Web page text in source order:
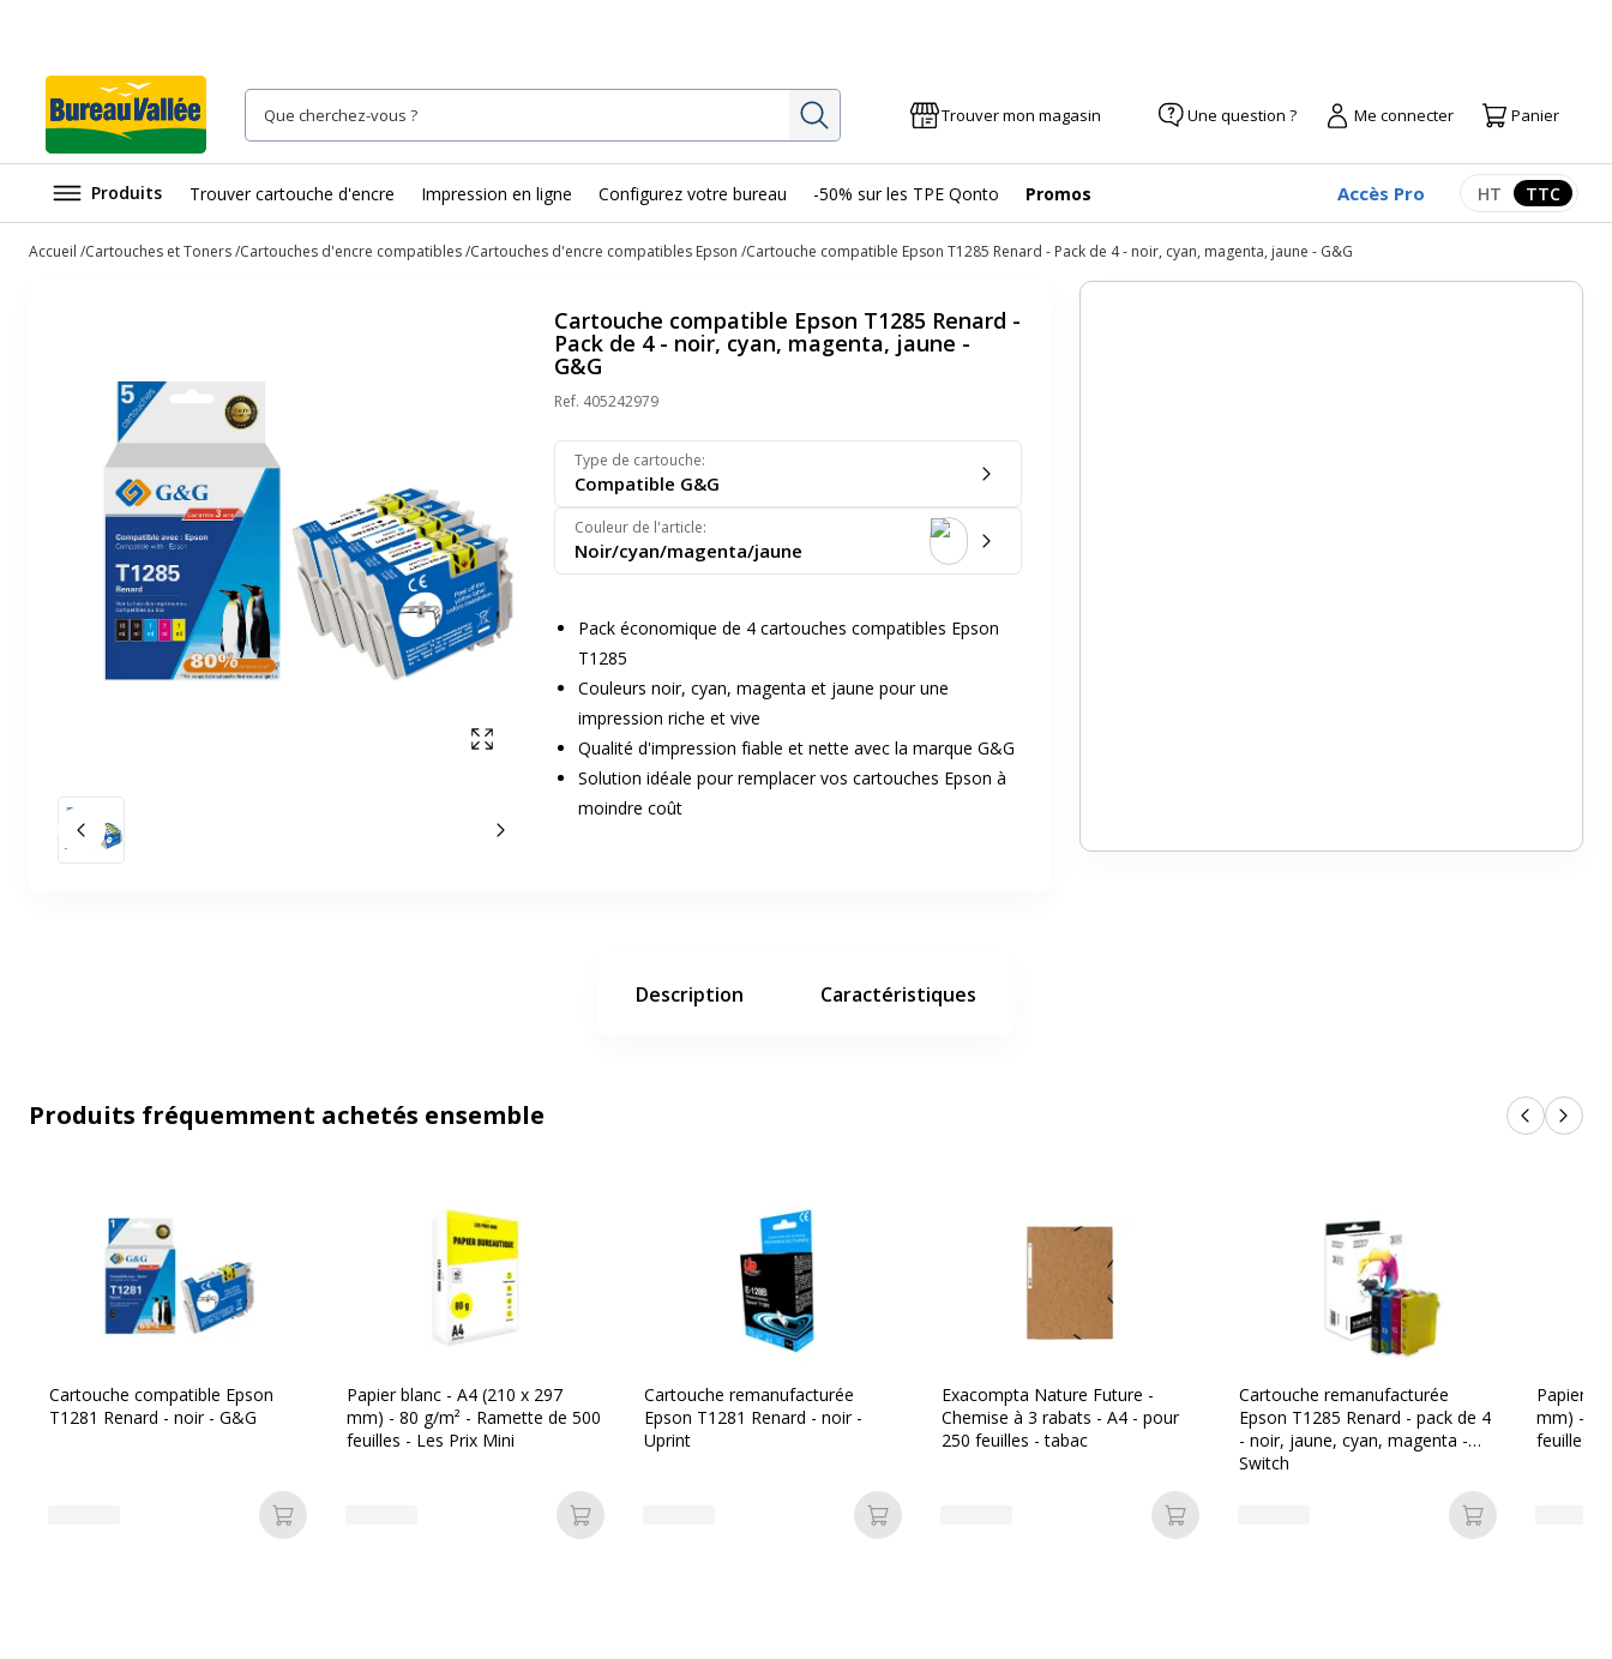
Rechercher Trouver mon magasin Une question ? Me connecter Panier
Produits Trouver cartouche d'encre Impression en ligne Configurez votre bureau -50% sur les TPE Qonto Promos Accès Pro Afficher les
HT TTC
Accueil Cartouches et Toners Cartouches d'encre compatibles Cartouches d'encre compatibles Epson Cartouche compatible Epson T1285 Renard - Pack de 4 - noir, cyan, magenta, jaune - G&G
Afficher en plein écran
Slide précédent Slide suivant
Cartouche compatible Epson T1285 Renard -
Pack de 4 - noir, cyan, magenta, jaune -
G&G
Ref. 405242979
Type de cartouche:
Compatible G&G
Couleur de l'article:
Noir/cyan/magenta/jaune
Pack économique de 4 cartouches compatibles Epson
T1285
Couleurs noir, cyan, magenta et jaune pour une
impression riche et vive
Qualité d'impression fiable et nette avec la marque G&G
Solution idéale pour remplacer vos cartouches Epson à
moindre coût
Description Caractéristiques
Produits fréquemment achetés ensemble Produits
Cartouche compatible Epson
T1281 Renard - noir - G&G
Ajouter au panier
Papier blanc - A4 (210 x 297
mm) - 80 g/m² - Ramette de 500
feuilles - Les Prix Mini
Ajouter au panier
Cartouche remanufacturée
Epson T1281 Renard - noir -
Uprint
Ajouter au panier
Exacompta Nature Future -
Chemise à 3 rabats - A4 - pour
250 feuilles - tabac
Ajouter au panier
Cartouche remanufacturée
Epson T1285 Renard - pack de 4
- noir, jaune, cyan, magenta -
Switch
Ajouter au
Papier
mm) -
feuilles -